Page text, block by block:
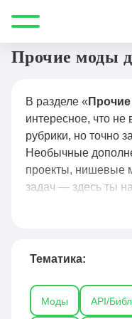
Все для Minecraft
Прочие моды
В разделе «
интересное, что не
рубрики, но точно
Необычные
проекты, нишевые
задач — здесь ты
Здесь обитают
звуков до модов,
добавляющих
Тематика:
Моды API/